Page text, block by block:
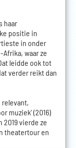
haar
positie in
in onder
waar ze
leidde ook tot
verder reikt dan
relevant,
muziek' (2016)
2019 vierde ze
theatertour en